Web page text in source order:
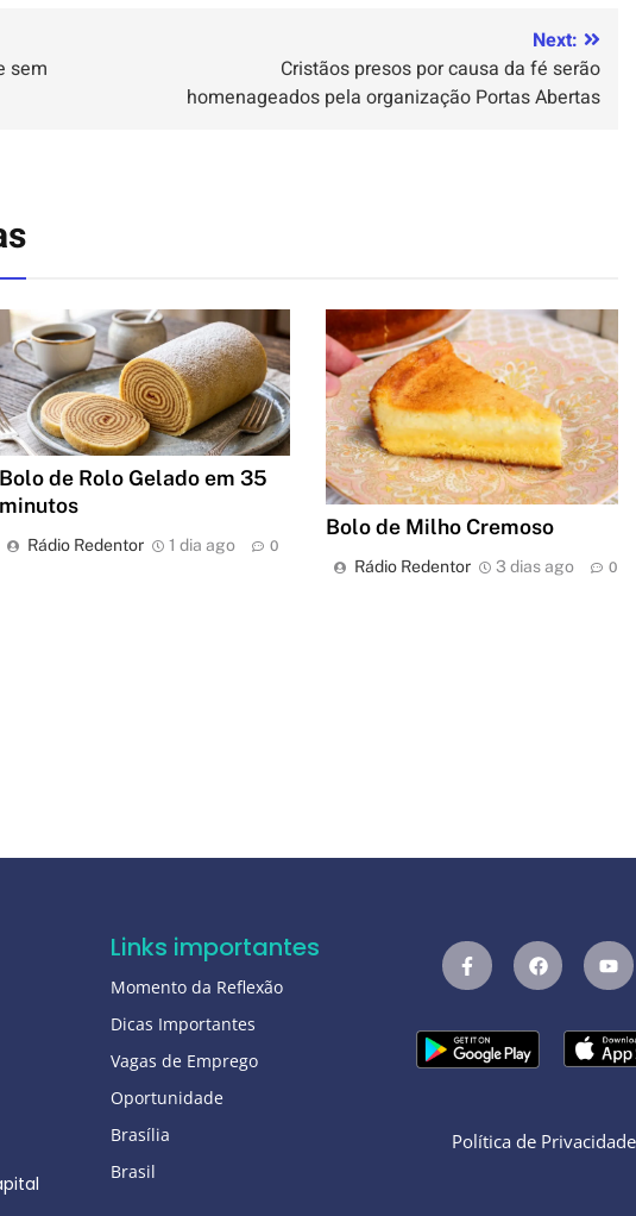
sem
Next:
Cristãos presos por causa da fé serão
homenageados pela organização Portas Abertas
Bolo de Rolo Gelado em 35
minutos
Rádio Redentor 1 dia ago 0
Bolo de Milho Cremoso
Rádio Redentor 3 dias ago 0
Links importantes
Momento da Reflexão
Dicas Importantes
Vagas de Emprego
Oportunidade
Brasília
Brasil
Política de Privacidade